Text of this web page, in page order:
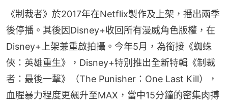
《制裁者》於2017年在Netflix製作及上架，播出兩季
後停播。其後因Disney+收回所有漫威角色版權，在
Disney+上架兼重啟拍攝。今年5月，為銜接《蜘蛛
俠：英雄重生》，Disney+特別推出全新特輯《制裁
者：最後一擊》（The Punisher：One Last Kill），
血腥暴力程度更飆升至MAX，當中15分鐘的密集肉搏